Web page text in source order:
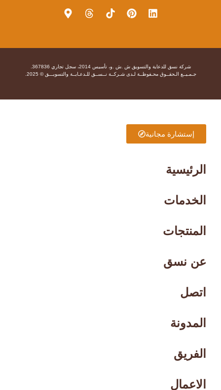
شركة نسق للدعاية والتسويق ش .ش .و، تأسيس 2014، سجل تجاري 367836.
جـمـيــع الـحقــوق محـفوظــة لـدى شـركــة نــســق للـدعـايــة والتسويـــق © 2025.
إستشارة مجانية
الرئيسية
الخدمات
المنتجات
عن نسق
اتصل
المدونة
الفريق
الاعمال